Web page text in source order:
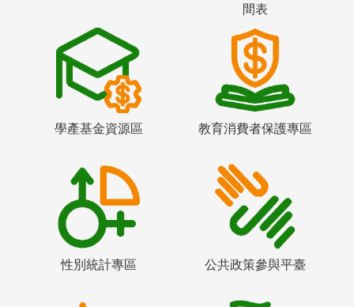
間表
學產基金資源區 教育消費者保護專區
性別統計專區 公共政策參與平臺